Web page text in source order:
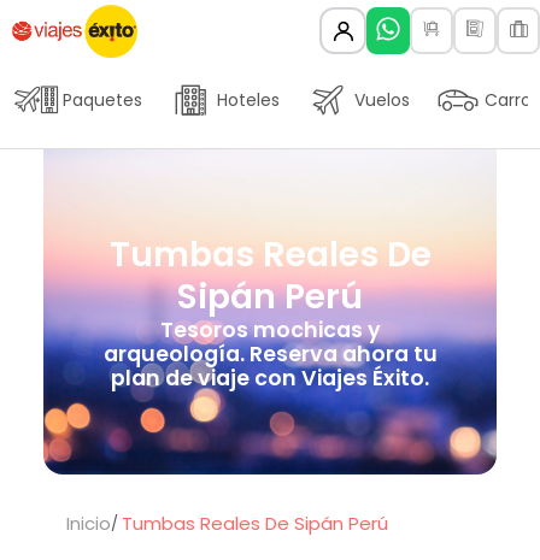
Paquetes Hoteles Vuelos Carros
Tumbas Reales De
Sipán Perú
Tesoros mochicas y
arqueología. Reserva ahora tu
plan de viaje con Viajes Éxito.
Inicio Tumbas Reales De Sipán Perú